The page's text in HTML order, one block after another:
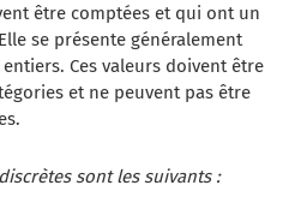
être comptées et qui ont un
se présente généralement
Ces valeurs doivent être
et ne peuvent pas être
sont les suivants :